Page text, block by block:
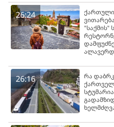
26:24
"საქმის"
26:16
რა